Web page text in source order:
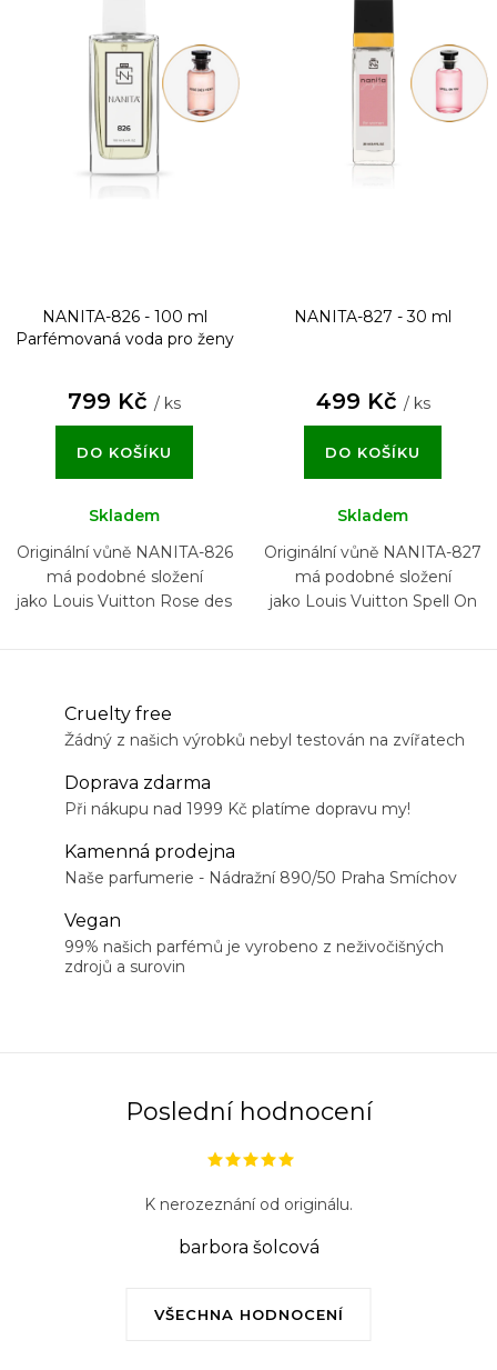
NANITA-826 - 100 ml
Parfémovaná voda pro ženy
799 Kč / ks
DO KOŠÍKU
Skladem
Originální vůně NANITA-826
má podobné složení
jako Louis Vuitton Rose des
NANITA-827 - 30 ml
499 Kč / ks
DO KOŠÍKU
Skladem
Originální vůně NANITA-827
má podobné složení
jako Louis Vuitton Spell On
Cruelty free
Žádný z našich výrobků nebyl testován na zvířatech
Doprava zdarma
Při nákupu nad 1999 Kč platíme dopravu my!
Kamenná prodejna
Naše parfumerie - Nádražní 890/50 Praha Smíchov
Vegan
99% našich parfémů je vyrobeno z neživočišných
zdrojů a surovin
Poslední hodnocení
VŠECHNA HODNOCENÍ
K nerozeznání od originálu.
barbora šolcová